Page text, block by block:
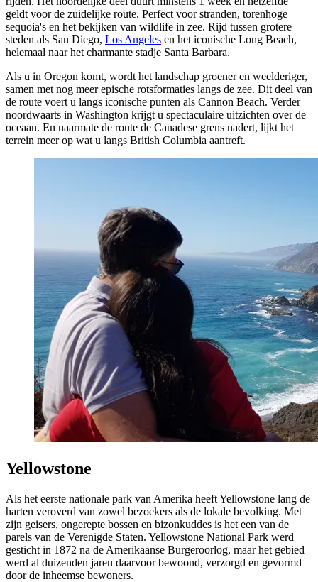
geldt voor de zuidelijke route. Perfect voor stranden, torenhoge
sequoia's en het bekijken van wildlife in zee. Rijd tussen grotere
steden als San Diego, Los Angeles en het iconische Long Beach,
helemaal naar het charmante stadje Santa Barbara.
Als u in Oregon komt, wordt het landschap groener en weelderiger,
samen met nog meer epische rotsformaties langs de zee. Dit deel van
de route voert u langs iconische punten als Cannon Beach. Verder
noordwaarts in Washington krijgt u spectaculaire uitzichten over de
oceaan. En naarmate de route de Canadese grens nadert, lijkt het
terrein meer op wat u langs British Columbia aantreft.
Yellowstone
Als het eerste nationale park van Amerika heeft Yellowstone lang de
harten veroverd van zowel bezoekers als de lokale bevolking. Met
zijn geisers, ongerepte bossen en bizonkuddes is het een van de
parels van de Verenigde Staten. Yellowstone National Park werd
gesticht in 1872 na de Amerikaanse Burgeroorlog, maar het gebied
werd al duizenden jaren daarvoor bewoond, verzorgd en gevormd
door de inheemse bewoners.